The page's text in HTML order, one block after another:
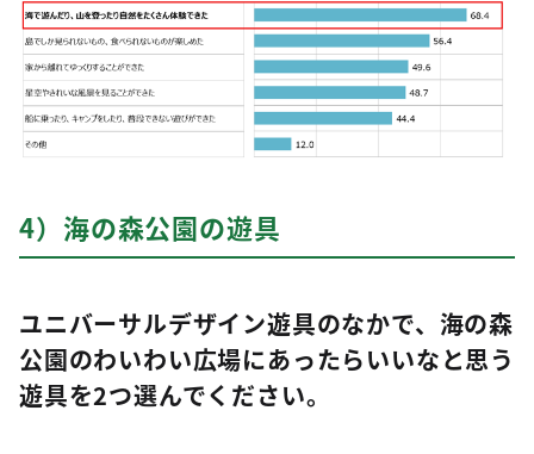
4）海の森公園の遊具
ユニバーサルデザイン遊具のなかで、海の森
公園のわいわい広場にあったらいいなと思う
遊具を2つ選んでください。